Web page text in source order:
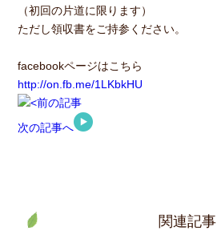
（初回の片道に限ります）
ただし領収書をご持参ください。
facebookページはこちら
http://on.fb.me/1LKbkHU
前の記事
次の記事へ
関連記事